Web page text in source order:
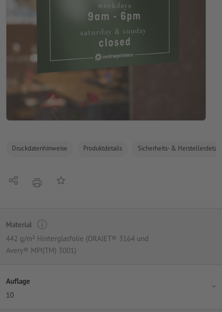
Druckdatenhinweise Produktdetails Sicherheits- &
Teilen DruckenAuf die Merkliste
Material
442 g/m² Hinterglasfolie (ORAJET® 3164 und
Avery® MPI(TM) 3001)
Auflage
10